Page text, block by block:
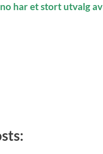
har et stort utvalg av